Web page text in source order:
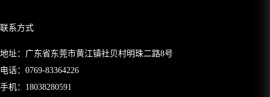
联系方式
地址：广东省东莞市黄江镇社贝村明珠二路8号
电话： 0769-83364226
手机： 18038280591